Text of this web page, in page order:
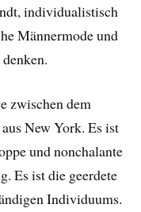
individualistisch
Männermode und
zwischen dem
New York. Es ist
und nonchalante
Es ist die geerdete
Individuums.